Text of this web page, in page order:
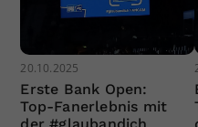
20.10.2025
Erste Bank Open:
Top-Fanerlebnis mit